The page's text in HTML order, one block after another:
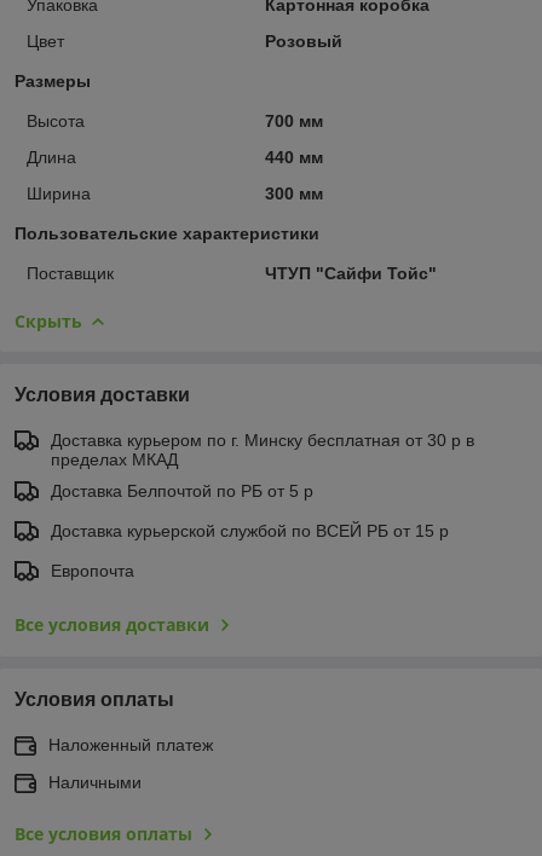
Упаковка
Картонная коробка
Цвет
Розовый
Размеры
Высота
700 мм
Длина
440 мм
Ширина
300 мм
Пользовательские характеристики
Поставщик ЧТУП "Сайфи Тойс"
Скрыть
Условия доставки
Доставка курьером по г. Минску бесплатная от 30 р в
пределах МКАД
Доставка Белпочтой по РБ от 5 р
Доставка курьерской службой по ВСЕЙ РБ от 15 р
Европочта
Все условия доставки
Условия оплаты
Наложенный платеж
Наличными
Все условия оплаты